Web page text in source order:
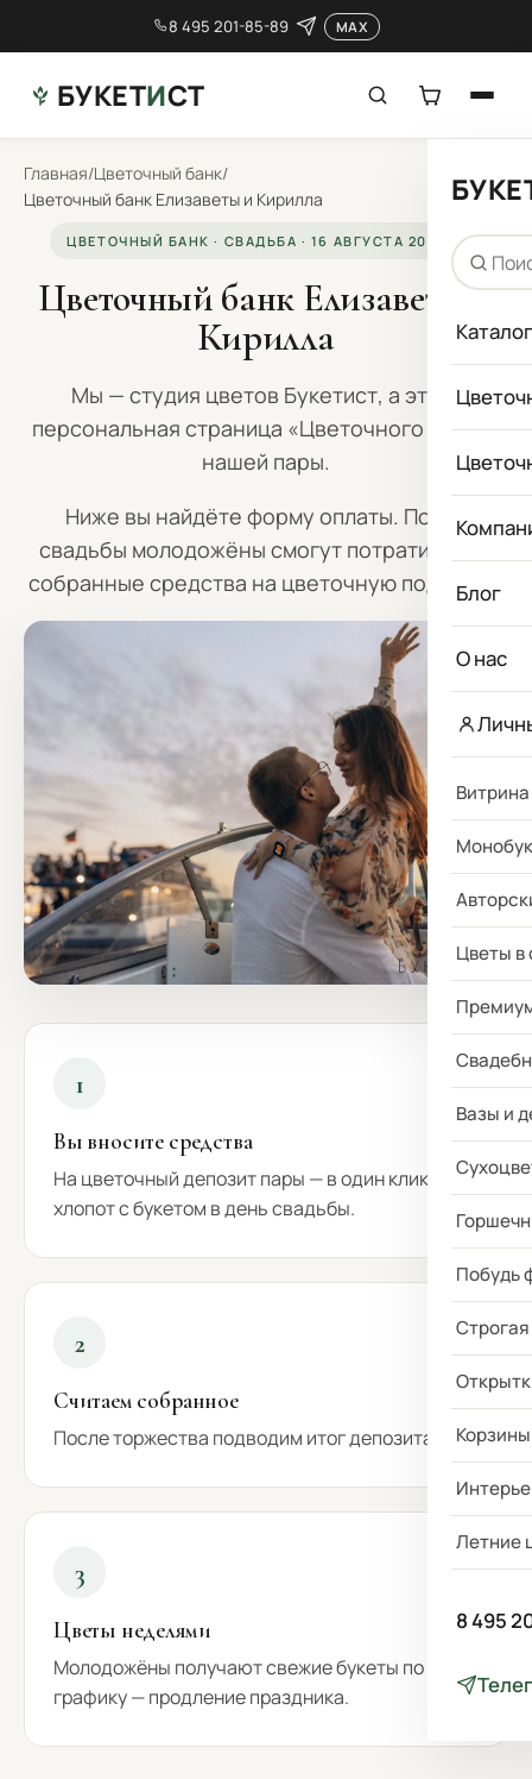
8 495 201-85-89 MAX
БУКЕТИСТ
Каталог
Блог
О нас
Цветы в
Вазы и
Побудь
Летние
8 495
Главная/Цветочный банк/
Цветочный банк Елизаветы и Кирилла
ЦВЕТОЧНЫЙ БАНК · СВАДЬБА · 16 АВГУСТА 2026 Г.
Цветочный банк Елизаветы и
Кирилла
Мы — студия цветов Букетист, а это —
персональная страница «Цветочного банка»
нашей пары.
Ниже вы найдёте форму оплаты. После
свадьбы молодожёны смогут потратить все
собранные средства на цветочную подписку.
1
Вы вносите средства
На цветочный депозит пары — в один клик, без
хлопот с букетом в день свадьбы.
2
Считаем собранное
После торжества подводим итог депозита.
3
Цветы неделями
Молодожёны получают свежие букеты по
графику — продление праздника.